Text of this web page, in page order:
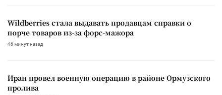
Wildberries стала выдавать продавцам справки о
порче товаров из-за форс-мажора
46 минут назад
Иран провел военную операцию в районе Ормузского
пролива